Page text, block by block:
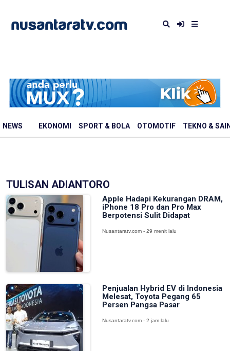
NEWS EKONOMI SPORT & BOLA OTOMOTIF TEKNO &
TULISAN ADIANTORO
Apple Hadapi Kekurangan DRAM,
iPhone 18 Pro dan Pro Max
Berpotensi Sulit Didapat
Nusantaratv.com - 29 menit lalu
Penjualan Hybrid EV di Indonesia
Melesat, Toyota Pegang 65
Persen Pangsa Pasar
Nusantaratv.com - 2 jam lalu